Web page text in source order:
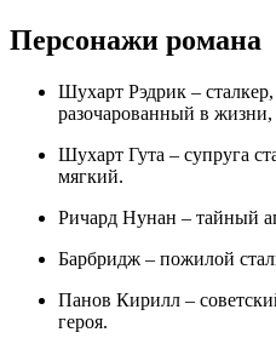
Персонажи романа
Шухарт Рэдрик –
разочарованный в жизни,
Шухарт Гута – супруга
мягкий.
Ричард Нунан – тайный
Барбридж – пожилой
Панов Кирилл –
героя.